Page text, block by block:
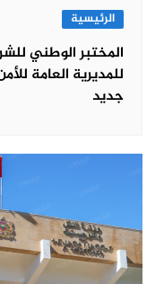
الرئيسية
المختبر الوطني
للمديرية العامة
جديد